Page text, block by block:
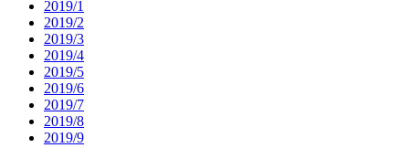
2019/1
2019/2
2019/3
2019/4
2019/5
2019/6
2019/7
2019/8
2019/9